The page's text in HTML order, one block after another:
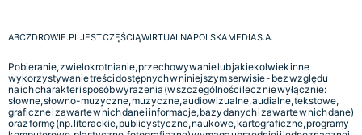
ABCZDROWIE.PL JEST CZĘŚCIĄ WIRTUALNA POLSKA MEDIA S.A.
Pobieranie, zwielokrotnianie, przechowywanie lub jakiekolwiek inne
wykorzystywanie treści dostępnych w niniejszym serwisie - bez względu
na ich charakter i sposób wyrażenia (w szczególności lecz nie wyłącznie:
słowne, słowno-muzyczne, muzyczne, audiowizualne, audialne, tekstowe,
graficzne i zawarte w nich dane i informacje, bazy danych i zawarte w nich dane)
oraz formę (np. literackie, publicystyczne, naukowe, kartograficzne, programy